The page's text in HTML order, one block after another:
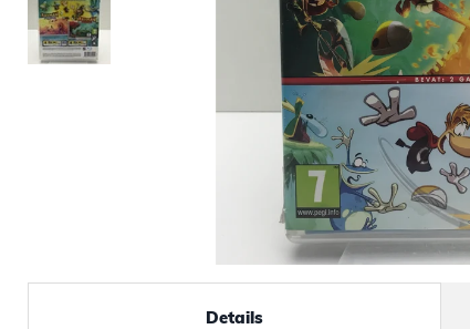
Details